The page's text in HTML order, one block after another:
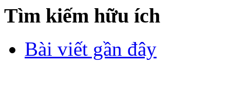
Tìm kiếm hữu ích
Bài viết gần đây